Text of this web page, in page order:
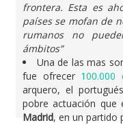
frontera. Esta es
países se mofan de
rumanos no
ámbitos”
Una de las mas
fue ofrecer 100.000
arquero, el portugués
pobre actuación que
Madrid, en un partido